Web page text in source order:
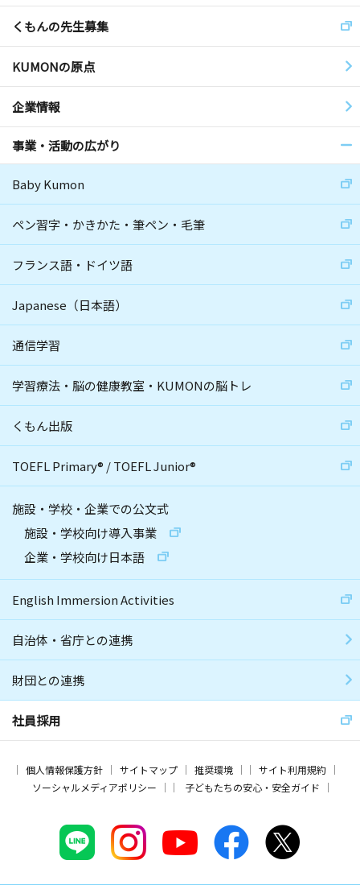
くもんの先生募集
KUMONの原点
企業情報
事業・活動の広がり
Baby Kumon
ペン習字・かきかた・筆ペン・毛筆
フランス語・ドイツ語
Japanese（日本語）
通信学習
学習療法・脳の健康教室・KUMONの脳トレ
くもん出版
TOEFL Primary® /TOEFL Junior®
施設・学校・企業での公文式
施設・学校向け導入事業
企業・学校向け日本語
English Immersion Activities
自治体・省庁との連携
財団との連携
社員採用
個人情報保護方針 サイトマップ 推奨環境
サイト利用規約
ソーシャルメディアポリシー
子どもたちの安心・安全ガイド